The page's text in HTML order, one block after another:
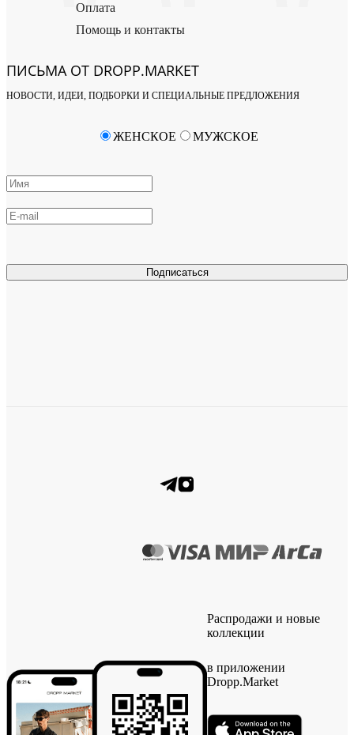
Оплата
Помощь и контакты
ПИСЬМА ОТ DROPP.MARKET
НОВОСТИ, ИДЕИ, ПОДБОРКИ И СПЕЦИАЛЬНЫЕ ПРЕДЛОЖЕНИЯ
Подписаться
ЖЕНСКОЕ МУЖСКОЕ
Распродажи и новые
коллекции
в приложении
Dropp.Market